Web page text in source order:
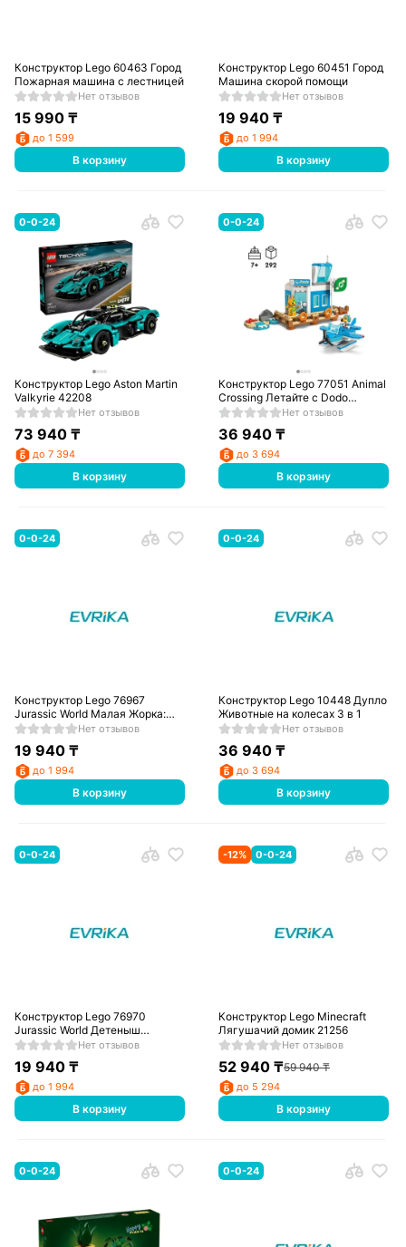
Конструктор Lego 60463 Город
Пожарная машина с лестницей
Нет отзывов
15 990₸
до 1 599
В корзину
Конструктор Lego 60451 Город
Машина скорой помощи
Нет отзывов
19 940 ₸
до 1 994
В корзину
0-0-24
Конструктор Lego Aston Martin
Valkyrie 42208
Нет отзывов
73 940₸
до 7 394
В корзину
0-0-24
Конструктор Lego 77051 Animal
Crossing Летайте с Dodo
Airlines!
Нет отзывов
36 940 ₸
до 3 694
В корзину
0-0-24
Конструктор Lego 76967
Jurassic World Малая Жорка:
тираннозаврНет отзывов
19 940₸
до 1 994
В корзину
0-0-24
Конструктор Lego 10448 Дупло
Животные на колесах 3 в 1
Нет отзывов
36 940 ₸
до 3 694
В корзину
0-0-24
Конструктор Lego 76970
Jurassic World Детеныш
динозавра-аквилопса Долорес
Нет отзывов
19 940₸
до 1 994
В корзину
-12% 0-0-24
Конструктор Lego Minecraft
Лягушачий домик 21256
Нет отзывов
52 940 ₸59 940₸
до 5 294
В корзину
0-0-24 0-0-24